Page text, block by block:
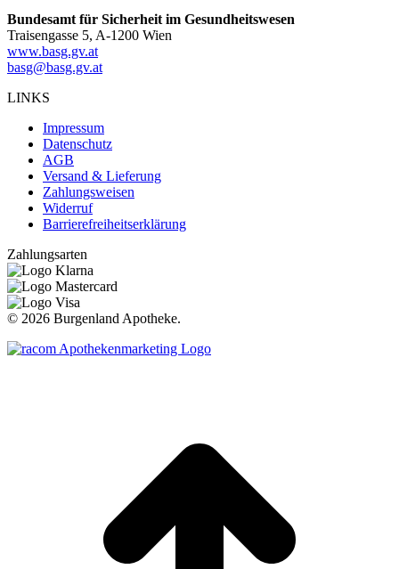
Bundesamt für Sicherheit im Gesundheitswesen
Traisengasse 5, A-1200 Wien
www.basg.gv.at
basg@basg.gv.at
LINKS
Impressum
Datenschutz
AGB
Versand & Lieferung
Zahlungsweisen
Widerruf
Barrierefreiheitserklärung
Zahlungsarten
© 2026 Burgenland Apotheke.